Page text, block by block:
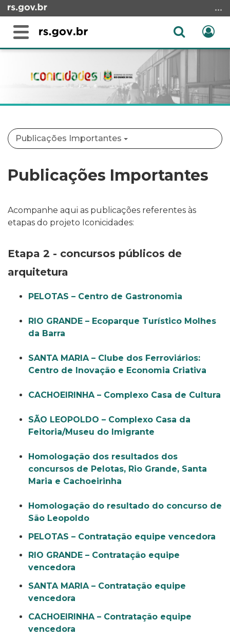
para
conteúdo
Ir
busca
Alterna
Abrir
busca
conteúdo
Publicações Importantes
Publicações Importantes
Acompanhe aqui as publicações referentes às
etapas do projeto Iconicidades:
Etapa 2 - concursos públicos de
arquitetura
PELOTAS – Centro de Gastronomia
RIO GRANDE – Ecoparque Turístico Molhes
da Barra
SANTA MARIA – Clube dos Ferroviários:
Centro de Inovação e Economia Criativa
CACHOEIRINHA – Complexo Casa de Cultura
SÃO LEOPOLDO – Complexo Casa da
Feitoria/Museu do Imigrante
Homologação dos resultados dos
concursos de Pelotas, Rio Grande, Santa
Maria e Cachoeirinha
Homologação do resultado do concurso de
São Leopoldo
PELOTAS – Contratação equipe vencedora
RIO GRANDE – Contratação equipe
vencedora
SANTA MARIA – Contratação equipe
vencedora
CACHOEIRINHA – Contratação equipe
vencedora